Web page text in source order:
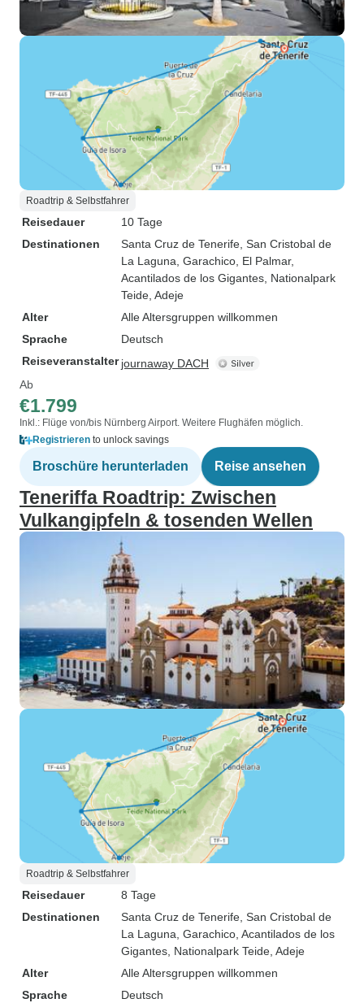
Roadtrip & Selbstfahrer
Reisedauer
10 Tage
Destinationen
Santa Cruz de Tenerife , San Cristobal de
La Laguna , Garachico , El Palmar,
Acantilados de los Gigantes , Nationalpark
Teide , Adeje
Alter
Alle Altersgruppen willkommen
Sprache
Deutsch
Reiseveranstalter journaway DACH
Ab
€1.799
Inkl.: Flüge von/bis Nürnberg Airport. Weitere Flughäfen möglich.
Registrieren to unlock savings
Broschüre herunterladen Reise ansehen
Teneriffa Roadtrip: Zwischen
Vulkangipfeln & tosenden Wellen
Roadtrip & Selbstfahrer
Reisedauer
8 Tage
Destinationen
Santa Cruz de Tenerife , San Cristobal de
La Laguna , Garachico , Acantilados de los
Gigantes , Nationalpark Teide , Adeje
Alter
Alle Altersgruppen willkommen
Sprache
Deutsch